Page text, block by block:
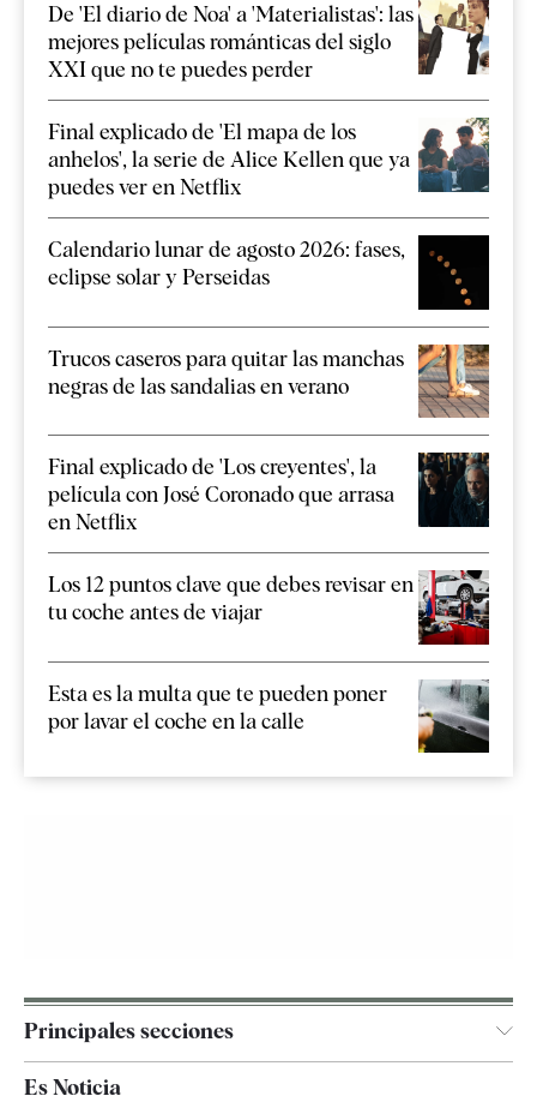
De 'El diario de Noa' a 'Materialistas': las
mejores películas románticas del siglo
XXI que no te puedes perder
Final explicado de 'El mapa de los
anhelos', la serie de Alice Kellen que ya
puedes ver en Netflix
Calendario lunar de agosto 2026: fases,
eclipse solar y Perseidas
Trucos caseros para quitar las manchas
negras de las sandalias en verano
Final explicado de 'Los creyentes', la
película con José Coronado que arrasa
en Netflix
Los 12 puntos clave que debes revisar en
tu coche antes de viajar
Esta es la multa que te pueden poner
por lavar el coche en la calle
Principales secciones
España
Es Noticia